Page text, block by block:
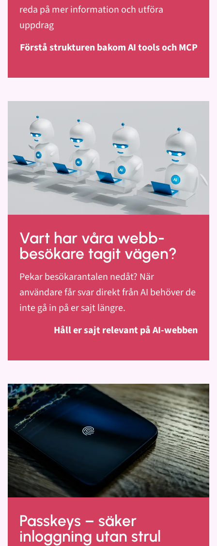
reda på mer information och utföra
uppdrag
Förstå strukturen bakom AI tools och MCP
Vart har våra webb-
besökare tagit vägen?
Pekar besökarantalen nedåt? När
användare får svar direkt från AI behöver de
inte gå in på er sajt längre.
Håll er sajt relevant på AI-webben
Passkeys – säker
inloggning utan strul